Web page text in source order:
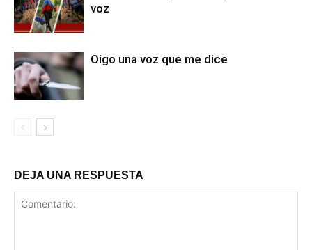
voz
Oigo una voz que me dice
DEJA UNA RESPUESTA